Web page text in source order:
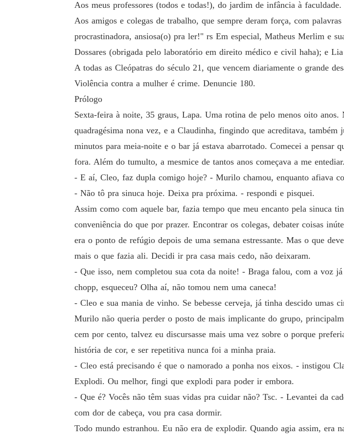
Aos meus professores (todos e todas!), do jardim de infância à faculdade.
Aos amigos e colegas de trabalho, que sempre deram força, com
procrastinadora, ansiosa(o) pra ler!" rs Em especial, Matheus Merlim e
Dossares (obrigada pelo laboratório em direito médico e civil haha); e
A todas as Cleópatras do século 21, que vencem diariamente o grande
Violência contra a mulher é crime. Denuncie 180.
Prólogo
Sexta-feira à noite, 35 graus, Lapa. Uma rotina de pelo menos oito
quadragésima nona vez, e a Claudinha, fingindo que acreditava,
minutos para meia-noite e o bar já estava abarrotado. Comecei a pensar
fora. Além do tumulto, a mesmice de tantos anos começava a me entediar.
- E aí, Cleo, faz dupla comigo hoje? - Murilo chamou, enquanto afiava
- Não tô pra sinuca hoje. Deixa pra próxima. - respondi e pisquei.
Assim como com aquele bar, fazia tempo que meu encanto pela sinuca
conveniência do que por prazer. Encontrar os colegas, debater coisas
era o ponto de refúgio depois de uma semana estressante. Mas o que
mais o que fazia ali. Decidi ir pra casa mais cedo, não deixaram.
- Que isso, nem completou sua cota da noite! - Braga falou, com a voz
chopp, esqueceu? Olha aí, não tomou nem uma caneca!
- Cleo e sua mania de vinho. Se bebesse cerveja, já tinha descido umas
Murilo não queria perder o posto de mais implicante do grupo,
cem por cento, talvez eu discursasse mais uma vez sobre o porque
história de cor, e ser repetitiva nunca foi a minha praia.
- Cleo está precisando é que o namorado a ponha nos eixos. - instigou
Explodi. Ou melhor, fingi que explodi para poder ir embora.
- Que é? Vocês não têm suas vidas pra cuidar não? Tsc. - Levantei da
com dor de cabeça, vou pra casa dormir.
Todo mundo estranhou. Eu não era de explodir. Quando agia assim, era